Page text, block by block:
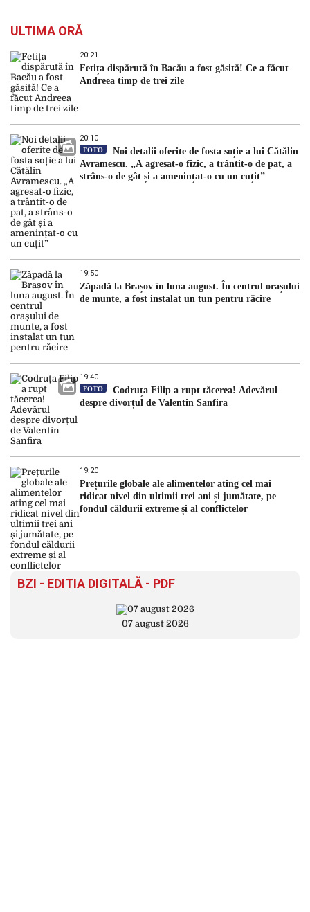
ULTIMA ORĂ
20:21
Fetița dispărută în Bacău a fost găsită! Ce a făcut
Andreea timp de trei zile
20:10
FOTO
Noi detalii oferite de fosta soție a lui Cătălin
Avramescu. „A agresat-o fizic, a trântit-o de pat, a
strâns-o de gât și a amenințat-o cu un cuțit”
19:50
Zăpadă la Brașov în luna august. În centrul orașului
de munte, a fost instalat un tun pentru răcire
19:40
FOTO
Codruța Filip a rupt tăcerea! Adevărul
despre divorțul de Valentin Sanfira
19:20
Prețurile globale ale alimentelor ating cel mai
ridicat nivel din ultimii trei ani și jumătate, pe
fondul căldurii extreme și al conflictelor
BZI - EDITIA DIGITALĂ - PDF
07 august 2026